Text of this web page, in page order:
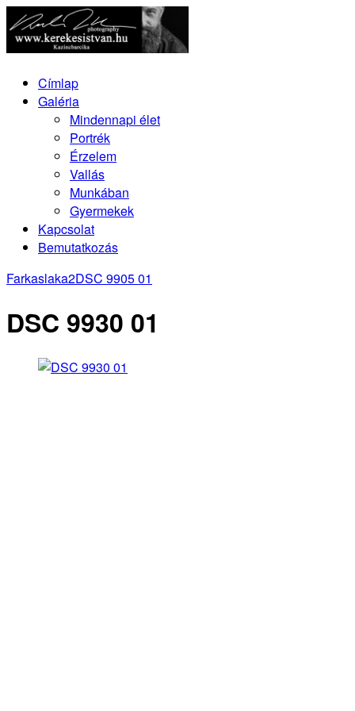
Címlap
Galéria
Mindennapi élet
Portrék
Érzelem
Vallás
Munkában
Gyermekek
Kapcsolat
Bemutatkozás
Farkaslaka2DSC 9905 01
DSC 9930 01